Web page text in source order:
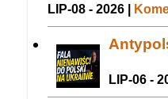
LIP-08 - 2026 |
LIP-06 -